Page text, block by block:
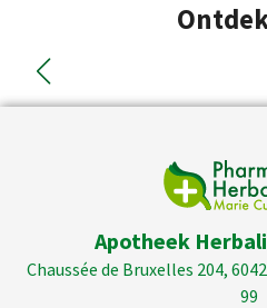
Apotheek
Chaussée de Bruxelles 204,
99